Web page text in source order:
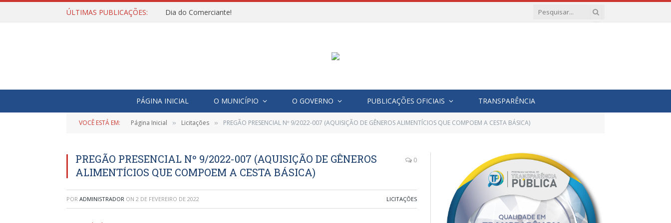
ÚLTIMAS PUBLICAÇÕES: Dia do Comerciante!
PÁGINA INICIAL O MUNICÍPIO O GOVERNO PUBLICAÇÕES OFICIAIS TRANSPARÊNCIA
VOCÊ ESTÁ EM: Página Inicial » Licitações » PREGÃO PRESENCIAL Nº 9/2022-007 (AQUISIÇÃO DE GÊNEROS ALIMENTÍCIOS QUE COMPOEM A CESTA BÁSICA)
PREGÃO PRESENCIAL Nº 9/2022-007 (AQUISIÇÃO DE GÊNEROS
ALIMENTÍCIOS QUE COMPOEM A CESTA BÁSICA)
0
POR ADMINISTRADOR ON 2 DE FEVEREIRO DE 2022 LICITAÇÕES